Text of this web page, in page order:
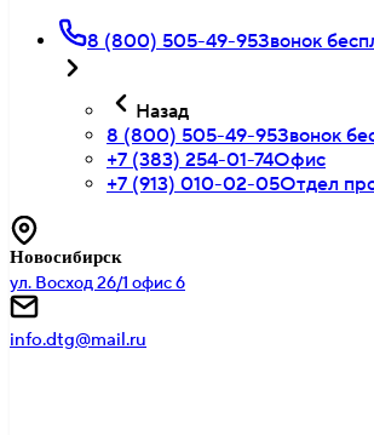
8 (800) 505-49-95Звонок
Назад
8 (800) 505-49-95Звонок
+7 (383) 254-01-74Офис
+7 (913) 010-02-05Отдел
Новосибирск
ул. Восход 26/1 офис 6
info.dtg@mail.ru